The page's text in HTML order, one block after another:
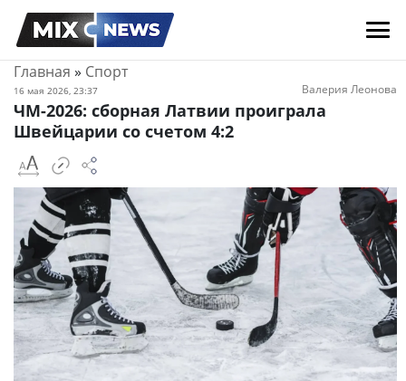
Главная » Спорт
16 мая 2026, 23:37 Валерия Леонова
ЧМ-2026: сборная Латвии проиграла
Швейцарии со счетом 4:2